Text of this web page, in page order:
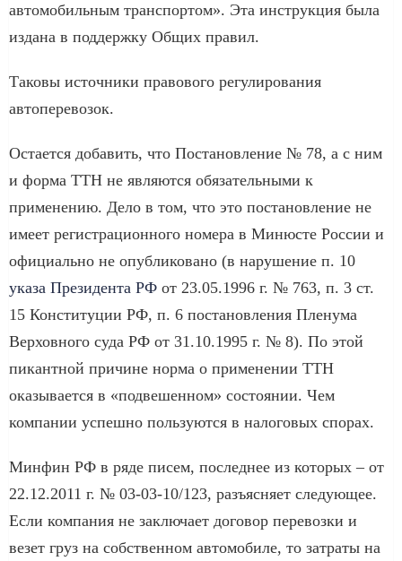
автомобильным транспортом». Эта инструкция была
издана в поддержку Общих правил.
Таковы источники правового регулирования
автоперевозок.
Остается добавить, что Постановление № 78, а с ним
и форма ТТН не являются обязательными к
применению. Дело в том, что это постановление не
имеет регистрационного номера в Минюсте России и
официально не опубликовано (в нарушение п. 10
указа Президента РФ от 23.05.1996 г. № 763, п. 3 ст.
15 Конституции РФ, п. 6 постановления Пленума
Верховного суда РФ от 31.10.1995 г. № 8). По этой
пикантной причине норма о применении ТТН
оказывается в «подвешенном» состоянии. Чем
компании успешно пользуются в налоговых спорах.
Минфин РФ в ряде писем, последнее из которых – от
22.12.2011 г. № 03-03-10/123, разъясняет следующее.
Если компания не заключает договор перевозки и
везет груз на собственном автомобиле, то затраты на